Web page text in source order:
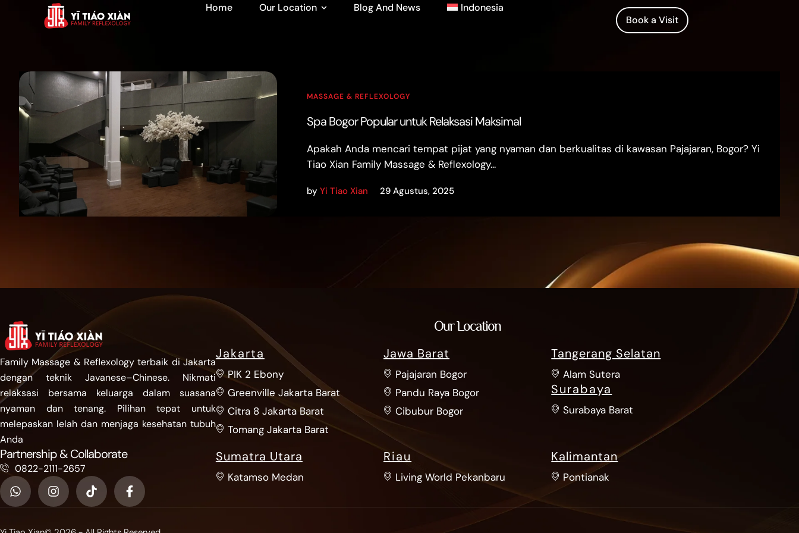
Home Our Location Blog And News
Indonesia
Book a Visit
MASSAGE & REFLEXOLOGY
Spa Bogor Popular untuk Relaksasi Maksimal
Apakah Anda mencari tempat pijat yang nyaman dan berkualitas di kawasan Pajajaran, Bogor? Yi
Tiao Xian Family Massage & Reflexology...
by Yi Tiao Xian 29 Agustus, 2025
Family Massage & Reflexology terbaik di Jakarta
dengan teknik Javanese–Chinese. Nikmati
relaksasi bersama keluarga dalam suasana
nyaman dan tenang. Pilihan tepat untuk
melepaskan lelah dan menjaga kesehatan tubuh
Anda
Partnership & Collaborate
0822-2111-2657
Our Location
Jakarta
PIK 2 Ebony
Greenville Jakarta Barat
Citra 8 Jakarta Barat
Tomang Jakarta Barat
Jawa Barat
Pajajaran Bogor
Pandu Raya Bogor
Cibubur Bogor
Tangerang Selatan
Alam Sutera
Surabaya
Surabaya Barat
Sumatra Utara
Katamso Medan
Riau
Living World Pekanbaru
Kalimantan
Pontianak